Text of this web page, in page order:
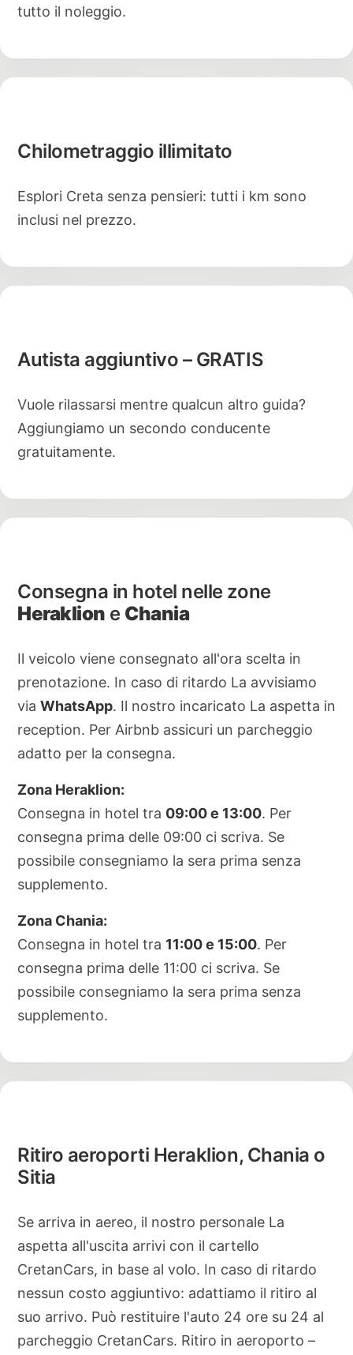
tutto il noleggio.
Chilometraggio illimitato
Esplori Creta senza pensieri: tutti i km sono
inclusi nel prezzo.
Autista aggiuntivo – GRATIS
Vuole rilassarsi mentre qualcun altro guida?
Aggiungiamo un secondo conducente
gratuitamente.
Consegna in hotel nelle zone
Heraklion e Chania
Il veicolo viene consegnato all'ora scelta in
prenotazione. In caso di ritardo La avvisiamo
via WhatsApp. Il nostro incaricato La aspetta in
reception. Per Airbnb assicuri un parcheggio
adatto per la consegna.
Zona Heraklion:
Consegna in hotel tra 09:00 e 13:00. Per
consegna prima delle 09:00 ci scriva. Se
possibile consegniamo la sera prima senza
supplemento.
Zona Chania:
Consegna in hotel tra 11:00 e 15:00. Per
consegna prima delle 11:00 ci scriva. Se
possibile consegniamo la sera prima senza
supplemento.
Ritiro aeroporti Heraklion, Chania o
Sitia
Se arriva in aereo, il nostro personale La
aspetta all'uscita arrivi con il cartello
CretanCars, in base al volo. In caso di ritardo
nessun costo aggiuntivo: adattiamo il ritiro al
suo arrivo. Può restituire l'auto 24 ore su 24 al
parcheggio CretanCars. Ritiro in aeroporto –